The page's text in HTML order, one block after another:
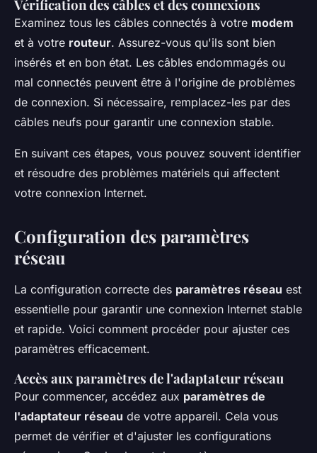
Vérification des câbles et des connexions
Examinez tous les câbles connectés à votre modem
et à votre routeur. Assurez-vous qu'ils sont bien
insérés et en bon état. Les câbles endommagés ou
mal connectés peuvent être à l'origine de problèmes
de connexion. Si nécessaire, remplacez-les par des
câbles neufs pour garantir une connexion stable.
En suivant ces étapes, vous pouvez souvent identifier
et résoudre des problèmes matériels qui affectent
votre connexion Internet.
Configuration des paramètres
réseau
La configuration correcte des paramètres réseau est
essentielle pour garantir une connexion Internet stable
et rapide. Voici comment procéder pour ajuster ces
paramètres efficacement.
Accès aux paramètres de l'adaptateur réseau
Pour commencer, accédez aux paramètres de
l'adaptateur réseau de votre appareil. Cela vous
permet de vérifier et d'ajuster les configurations